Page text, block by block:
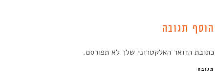
הוסף תגובה
כתובת הדואר האלקטרוני שלך לא תפורסם.
תגובה